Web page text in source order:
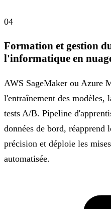
04
Formation et gestion
l'informatique en
AWS SageMaker ou Azure
l'entraînement des modèles,
tests A/B. Pipeline
données de bord, réapprend
précision et déploie les
automatisée.